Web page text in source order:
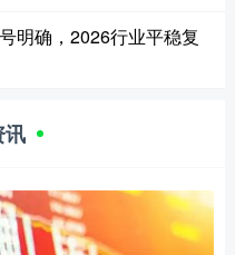
明确，2026行业平稳复
讯